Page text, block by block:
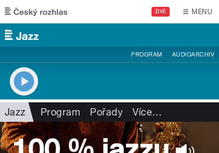
Přejít k hlavnímu obsahu
ŽIVĚ MENU
PROGRAM AUDIOARCHIV
Jazz Program Pořady Více…